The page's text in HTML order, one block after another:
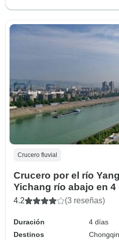
Crucero fluvial
Crucero por el río
Yichang río abajo en
4.2 (3 reseñas)
Duración
4 días
Destinos